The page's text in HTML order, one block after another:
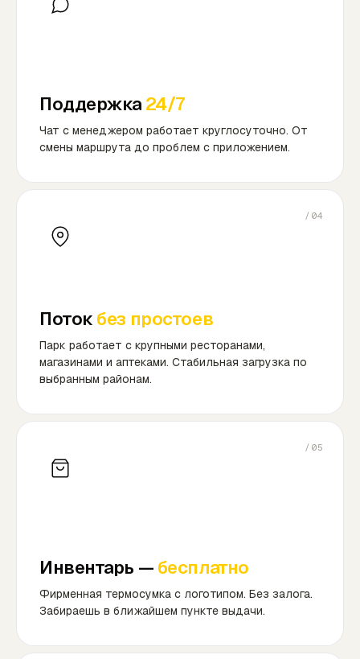
Поддержка 24/7
Чат с менеджером работает круглосуточно. От
смены маршрута до проблем с приложением.
/04
Поток без простоев
Парк работает с крупными ресторанами,
магазинами и аптеками. Стабильная загрузка по
выбранным районам.
/05
Инвентарь — бесплатно
Фирменная термосумка с логотипом. Без залога.
Забираешь в ближайшем пункте выдачи.